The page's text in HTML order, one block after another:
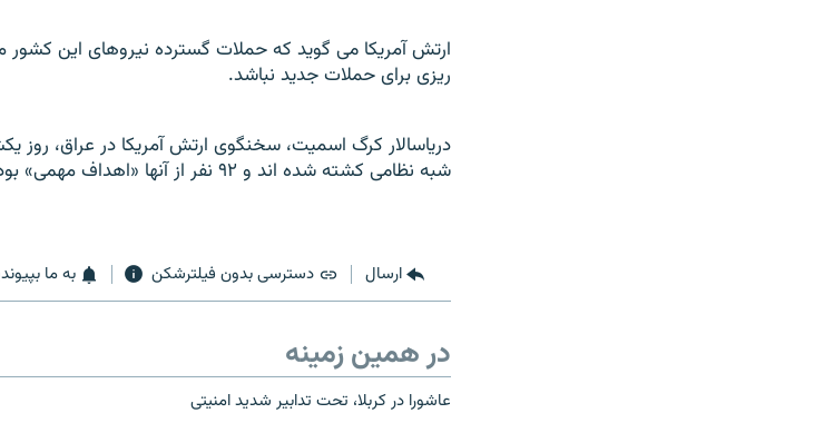
ارتش آمريکا می گويد که حملات گسترده نيروهای اين کشور
ريزی برای حملات جديد نباشد.
شبه نظامی کشته شده اند و ۹۲ نفر از آنها «اهداف مهمی» بودند.
ارسال دسترسی بدون فیلترشکن به ما
در همین زمینه
عاشورا در کربلا، تحت تدابیر شدید امنیتی